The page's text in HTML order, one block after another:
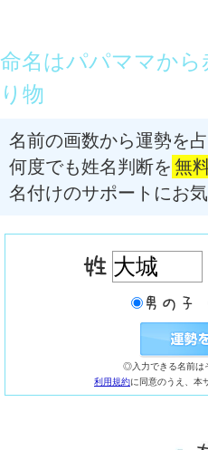
命名はパパママか
り物
名前の画数から運勢を占
何度でも姓名判断を 無
名付けのサポートにお
◎入力できる名前は
利用規約に同意のうえ、本